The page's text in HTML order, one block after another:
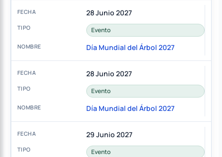
28 Junio 2027
Evento
Día Mundial del Árbol 2027
28 Junio 2027
Evento
Día Mundial del Árbol 2027
29 Junio 2027
Evento